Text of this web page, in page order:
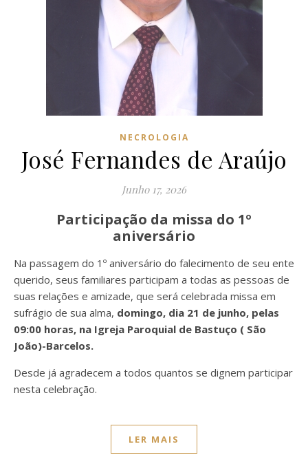
NECROLOGIA
José Fernandes de Araújo
Junho 17, 2026
Participação da missa do 1º
aniversário
Na passagem do 1º aniversário do falecimento de seu ente
querido, seus familiares participam a todas as pessoas de
suas relações e amizade, que será celebrada missa em
sufrágio de sua alma, domingo, dia 21 de junho, pelas
09:00 horas, na Igreja Paroquial de Bastuço ( São
João)-Barcelos.
Desde já agradecem a todos quantos se dignem participar
nesta celebração.
LER MAIS